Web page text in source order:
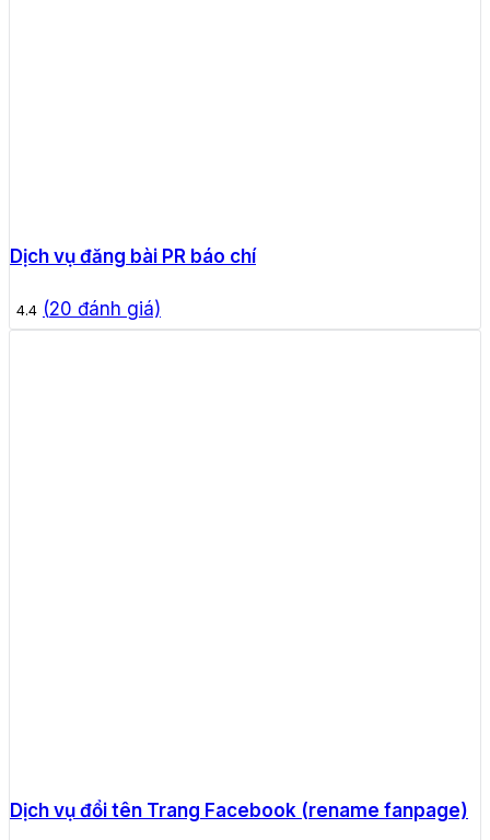
Dịch vụ đăng bài PR báo chí
4.4 (20 đánh giá)
Dịch vụ đổi tên Trang Facebook (rename fanpage)